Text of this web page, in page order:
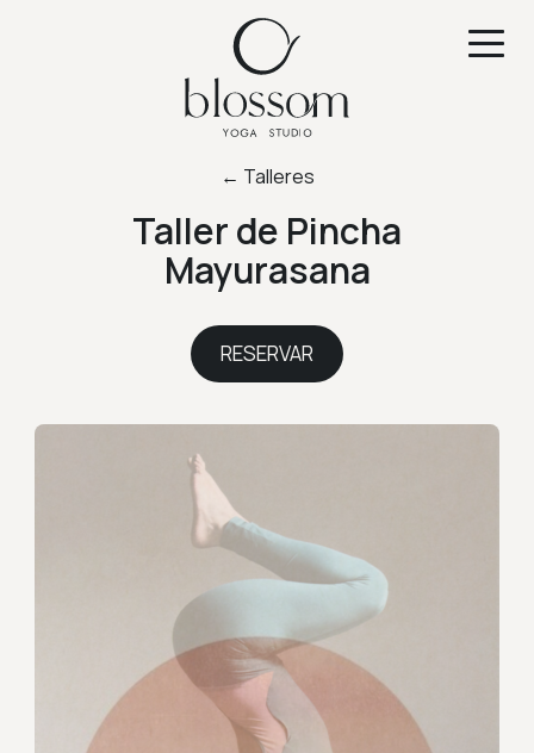
← Talleres
Taller de Pincha
Mayurasana
RESERVAR